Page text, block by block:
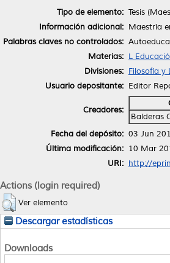
Tipo de elemento: Tesis
Información adicional: Maestría
Palabras claves no controlados:
Materias: L
Divisiones: Filosofía y
Usuario depositante: Editor
Creadores:
Balderas
Fecha del depósito: 03 Jun
Última modificación: 10 Mar
URI: http://
Actions (login required)
Ver elemento
Descargar estadísticas
Downloads